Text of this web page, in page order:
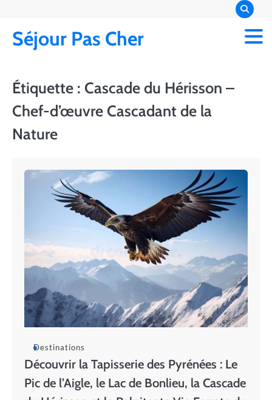
content
Séjour Pas Cher
Étiquette : Cascade du Hérisson –
Chef-d’œuvre Cascadant de la
Nature
Destinations
Découvrir la Tapisserie des Pyrénées : Le
Pic de l’Aigle, le Lac de Bonlieu, la Cascade